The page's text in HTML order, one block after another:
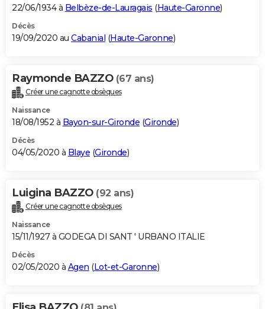
22/06/1934 à Belbèze-de-Lauragais (Haute-Garonne)
Décès
19/09/2020 au Cabanial (Haute-Garonne)
Raymonde BAZZO (67 ans)
Créer une cagnotte obsèques
Naissance
18/08/1952 à Bayon-sur-Gironde (Gironde)
Décès
04/05/2020 à Blaye (Gironde)
Luigina BAZZO (92 ans)
Créer une cagnotte obsèques
Naissance
15/11/1927 à GODEGA DI SANT ' URBANO ITALIE
Décès
02/05/2020 à Agen (Lot-et-Garonne)